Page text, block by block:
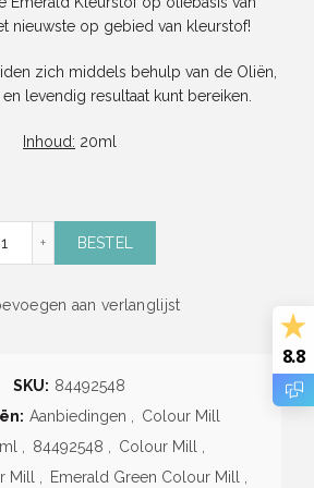
€5.52.
nieuwste op gebied van kleurstof!
zich middels behulp van de Oliën,
levendig resultaat kunt bereiken.
Inhoud: 20ml
BESTEL
aan verlanglijst
SKU: 84492548
Aanbiedingen
Colour Mill
84492548 Colour Mill
Mill
Emerald Green Colour Mill
8.8